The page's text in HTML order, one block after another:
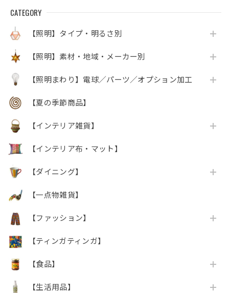
CATEGORY
【照明】タイプ・明るさ別
【照明】素材・地域・メーカー別
【照明まわり】電球／パーツ／オプション加工
【夏の季節商品】
【インテリア雑貨】
【インテリア布・マット】
【ダイニング】
【一点物雑貨】
【ファッション】
【ティンガティンガ】
【食品】
【生活用品】